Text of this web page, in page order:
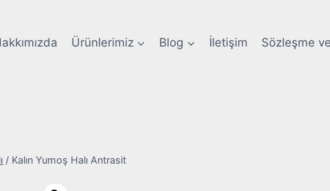
Ürünlerimiz Blog İletişim Sözleşme
/ Kalın Yumoş Halı Antrasit